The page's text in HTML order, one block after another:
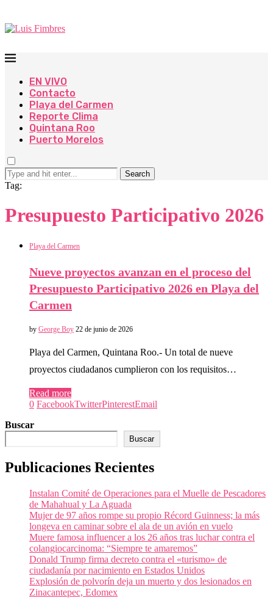
EN VIVO
Contacto
Playa del Carmen
Reporte Clima
Quintana Roo
Puerto Morelos
Search
Tag:
Presupuesto Participativo 2026
Playa del Carmen
Nueve proyectos avanzan en el proceso del
Presupuesto Participativo 2026 en Playa del
Carmen
by George Boy 22 de junio de 2026
Playa del Carmen, Quintana Roo.- Un total de nueve
proyectos ciudadanos cumplieron con los requisitos…
Read more
0 FacebookTwitterPinterestEmail
Buscar
Buscar
Publicaciones Recientes
Instalan Comité de Operaciones para el Muelle de Pescadores
de Mahahual y La Aguada
Mujer de 97 años rompe su propio Récord Guinness; la más
longeva en caminar sobre el ala de un avión en vuelo
Muere famosa influencer a los 26 años tras luchar contra el
colangiocarcinoma: “Siempre te amaremos”
Donald Trump firma decreto contra el «turismo» de
ciudadanía por nacimiento en Estados Unidos
Explosión de polvorín deja un muerto y dos lesionados en
Zinacantepec, Edomex